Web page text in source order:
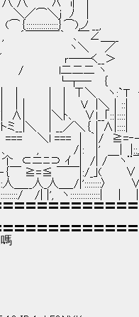
　i|　 |
ﾉ　 |
⌒),ノ __,
､￣∠＿__
　ヽ＼　　／
　ｒ――く__＞
　 l二二二 ヽ
　└┬―　 ｛
|　Т＼　 ヽ:`Ｔ　
　　|　 | 　 V　|＼｜::|　
　　|＼ﾄ､　 ∨l__｢::|::::|　　
__|＼　｜__／＼｛｜∧|::::|　
:l　=== 　 ＼l ===　|　｀|/　
　 ,　　　　 /|: 　|'　　 |　
| 个　⊂ニﾆ⊃ ｲ　|　/| /￣ヽ¨
￣|:/_｣(　　　∨
_/|'::::::::〉　　　
　 /| |',　ヽ::::::::::::::|　　| 　 |
〓〓〓〓〓〓〓〓〓〓
〓〓〓〓〓〓〓〓〓〓